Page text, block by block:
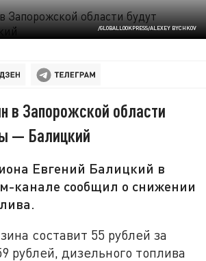
/GLOBALLOOKPRESS/ALEXEY BYCHKOV
в Запорожской области
— Балицкий
Евгений Балицкий в
канале сообщил о снижении
составит 55 рублей за
рублей, дизельного топлива